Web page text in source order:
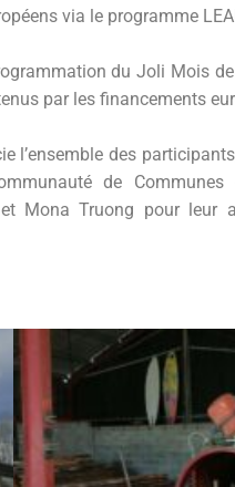
via le programme
du Joli Mois
par les financements
l’ensemble des
de
Mona Truong pour leur